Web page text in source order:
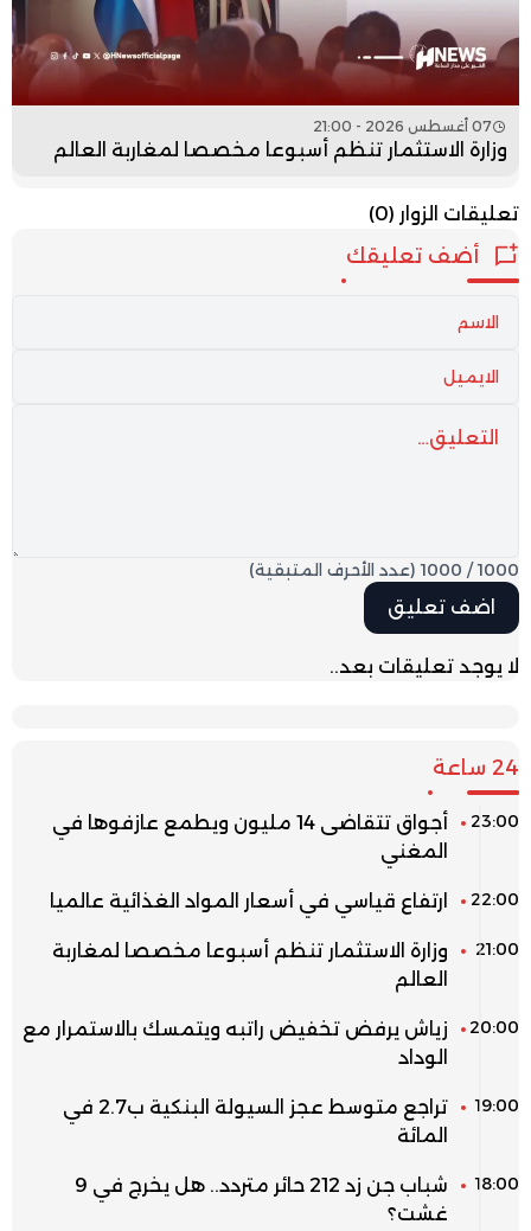
07 أغسطس 2026 - 21:00
وزارة الاستثمار تنظم أسبوعا مخصصا لمغاربة العالم
تعليقات الزوار (0)
أضف تعليقك
1000
/
1000 (عدد الأحرف المتبقية)
لا يوجد تعليقات بعد..
24 ساعة
23:00
أجواق تتقاضى 14 مليون ويطمع عازفوها في
المغني
22:00 ارتفاع قياسي في أسعار المواد الغذائية عالميا
21:00
وزارة الاستثمار تنظم أسبوعا مخصصا لمغاربة
العالم
20:00
زياش يرفض تخفيض راتبه ويتمسك بالاستمرار مع
الوداد
19:00
تراجع متوسط عجز السيولة البنكية ب2.7 في
المائة
18:00
شباب جن زد 212 حائر متردد.. هل يخرج في 9
غشت؟